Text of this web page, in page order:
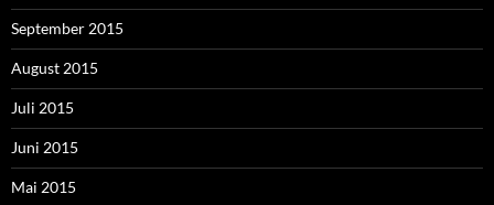
September 2015
August 2015
Juli 2015
Juni 2015
Mai 2015